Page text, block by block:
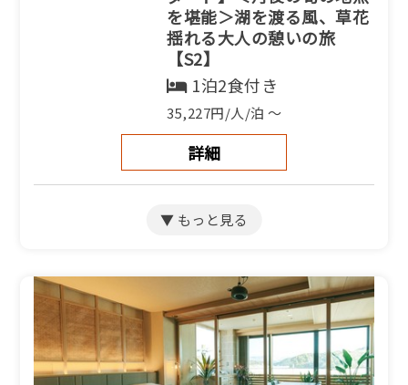
を堪能＞湖を渡る風、草花
揺れる大人の憩いの旅
【S2】
1泊2食付き
35,227円/人/泊 ～
詳細
設
上質な食の旅＞】京都和
牛・地魚・オーガニック野
菜など丹後の食材を厳選
【SP】
1泊2食付き